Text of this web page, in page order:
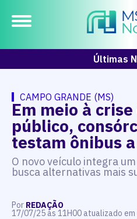
Últimas
CAMPO GRANDE (MS)
Em meio à
público,
testam ônibus
O novo veículo integra
busca alternativas mais
Por REDAÇÃO
17/07/25 às 11H00 atualizado